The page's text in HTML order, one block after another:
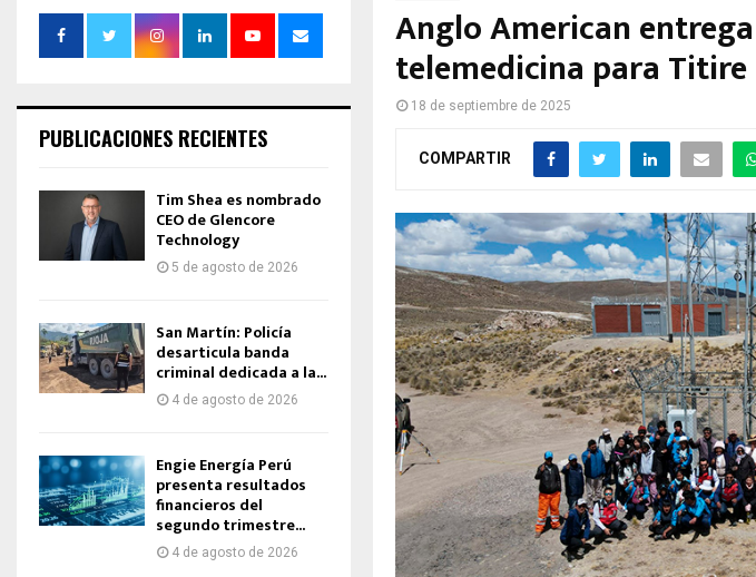
Anglo American
telemedicina para Titire
18 de septiembre de 2025
COMPARTIR
PUBLICACIONES RECIENTES
Tim Shea es nombrado
CEO de Glencore
Technology
5 de agosto de 2026
San Martín: Policía
desarticula banda
criminal dedicada a la...
4 de agosto de 2026
Engie Energía Perú
presenta resultados
financieros del
segundo trimestre...
4 de agosto de 2026